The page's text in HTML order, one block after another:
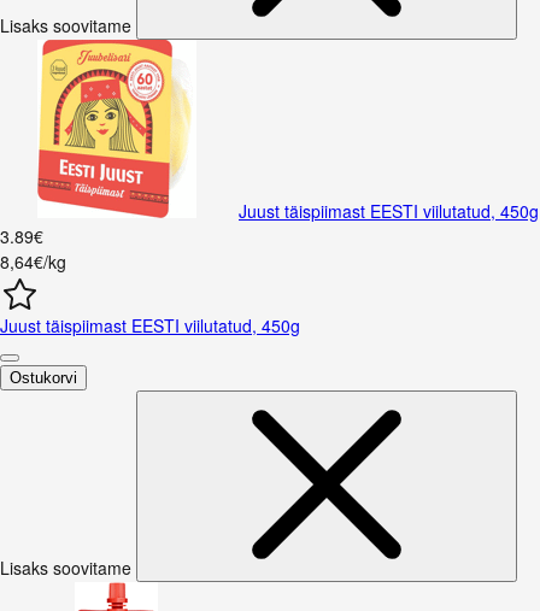
Lisaks soovitame
Juust täispiimast EESTI viilutatud, 450g
3.89€
8,64€/kg
Juust täispiimast EESTI viilutatud, 450g
Ostukorvi
Lisaks soovitame